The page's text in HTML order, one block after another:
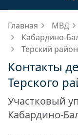
Главная МВД
Кабардино-
Терский район
Контакты
Терского
Участковый
Кабардино-